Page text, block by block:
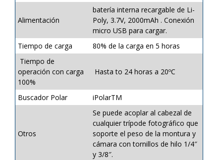
Alimentación
batería interna recargable de Li-
Poly, 3.7V, 2000mAh . Conexión
micro USB para cargar.
Tiempo de carga
80% de la carga en 5 horas
Tiempo de
operación con carga
100%
Hasta to 24 horas a 20ºC
Buscador Polar iPolarTM
Otros
Se puede acoplar al cabezal de
cualquier trípode fotográfico que
soporte el peso de la montura y
cámara con tornillos de hilo 1/4″
y 3/8″.